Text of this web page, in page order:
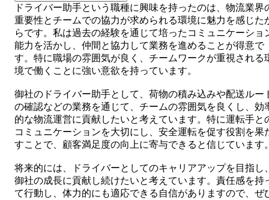
ドライバー助手という職種に興味を持ったのは、物流業界
重要性とチームでの協力が求められる環境に魅力を感じた
らです。私は過去の経験を通じて培ったコミュニケーショ
能力を活かし、仲間と協力して業務を進めることが得意で
す。特に職場の雰囲気が良く、チームワークが重視される
境で働くことに強い意欲を持っています。
御社のドライバー助手として、荷物の積み込みや配送ルー
の確認などの業務を通じて、チームの雰囲気を良くし、効
的な物流運営に貢献したいと考えています。特に運転手と
コミュニケーションを大切にし、安全運転を促す役割を果
すことで、顧客満足度の向上に寄与できると信じています
将来的には、ドライバーとしてのキャリアアップを目指し
御社の成長に貢献し続けたいと考えています。責任感を持
て行動し、体力的にも適応できる自信がありますので、ぜ